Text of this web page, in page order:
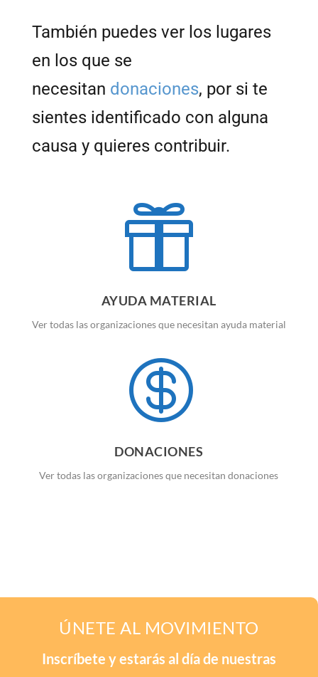
También puedes ver los lugares
en los que se
necesitan donaciones, por si te
sientes identificado con alguna
causa y quieres contribuir.

AYUDA MATERIAL
Ver todas las organizaciones que necesitan ayuda material

DONACIONES
Ver todas las organizaciones que necesitan donaciones
ÚNETE AL MOVIMIENTO
Inscríbete y estarás al día de nuestras